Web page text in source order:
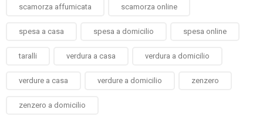
scamorza affumicata scamorza online
spesa a casa spesa a domicilio spesa online
taralli verdura a casa verdura a domicilio
verdure a casa verdure a domicilio zenzero
zenzero a domicilio